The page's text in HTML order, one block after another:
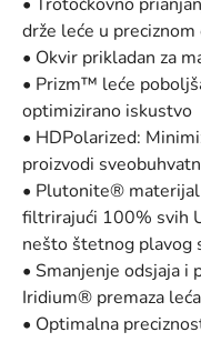
drže leće u
• Okvir prikladan za
• Prizm™ leće
optimizirano iskustvo
• HDPolarized:
proizvodi
• Plutonite®
filtrirajući 100% svih
nešto štetnog plavog
• Smanjenje odsjaja
Iridium® premaza leća
• Optimalna